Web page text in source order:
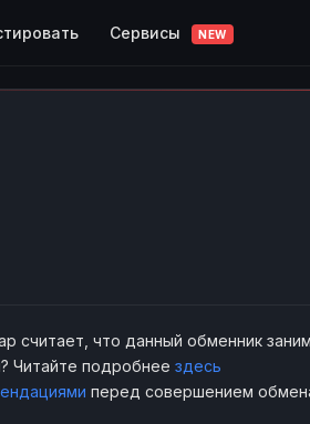
Сервисы NEW
считает, что данный обменник
Читайте подробнее здесь
перед совершением